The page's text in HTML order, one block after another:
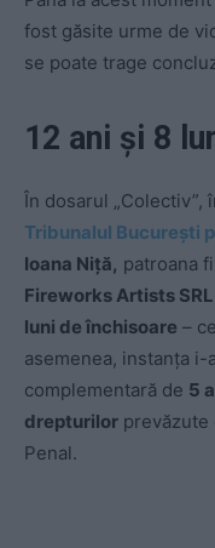
fost găsite urme de
se poate trage
12 ani și 8
În dosarul „Colectiv”,
Tribunalul București
Ioana Niţă, patroana
Fireworks Artists
luni de închisoare –
asemenea, instanța i-
complementară de 5
drepturilor prevăzute
Penal.